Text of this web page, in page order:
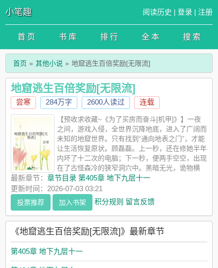
小笔趣 阅读历史 | 登录 | 注册
首 页 书 库 排 行 全 本 搜 索
首页 其他小说 地窟逃生百倍奖励[无限流]
地窟逃生百倍奖励[无限流]
尝寒 284万字 2600人读过 连载
【预收求收藏~《为了买房而奋斗[机甲]》】一夜
之间，游戏入侵，全世界沉降地底，进入了广阔而
未知的地窟世界。只有找到“通向地表之门”，才能
让生活恢复原状。顾磊磊。上一秒，还在修她半年
内坏了十二次的电脑；下一秒，便两手空空，出现
在了古怪森冷的狭窄洞穴中。黑暗无光，诡物横
行，唯有洞穴里的自动贩售机提供着一人一份的“生存补给”。【一
把木镐，一包压缩饼干，一瓶矿泉水！这就是来自起始点的全部
馈赠！想要更多的话，请探索其他洞穴，寻找新的贩售机！】----
游戏刚开始，直播摄像头四处飘动，最后停留在了一位平平无奇
的参与者头顶。【根据资料显示，她是一位柔弱的地球人。要不
要赌一赌，什么时候会弹尽粮绝？哭着喊妈妈？】“……这是一份
的量吗？”在摄像头的注视下，顾磊磊挣扎着爬出由木镐、压缩饼
商品几乎堆满了整个洞穴。【……】【阅读指南】1，男主是沉眠
于地底深处的古神。2，升级流爽文。3，非典型性地窟求生类小
最新章节：章节目录 第405章 地下九层十一
更新时间：2026-07-03 03:21
投票推荐 加入书架 积分规则 留言反馈
《地窟逃生百倍奖励[无限流]》最新章节
第405章 地下九层十一